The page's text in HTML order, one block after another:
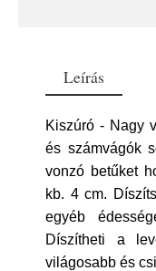
Leírás
Kiszúró - Nagy
és számvágók
vonzó betűket
kb. 4 cm.
egyéb
Díszítheti a
világosabb és